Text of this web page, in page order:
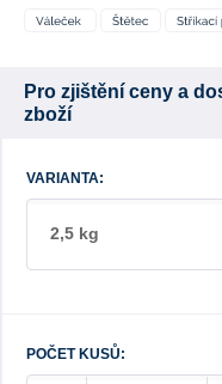
Pro zjištění ceny a
zboží
VARIANTA:
2,5 kg
POČET KUSŮ: